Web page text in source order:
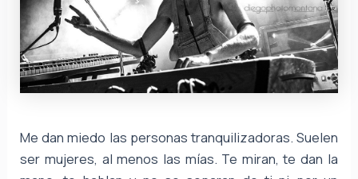
Me dan miedo las personas tranquilizadoras. Suelen
ser mujeres, al menos las mías. Te miran, te dan la